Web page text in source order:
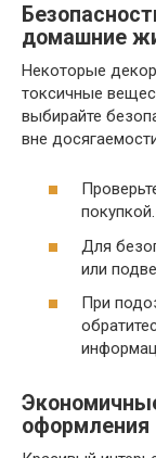
домашние
Некоторые
токсичные
выбирайте
вне
покупкой.
Для
или
При
оформления